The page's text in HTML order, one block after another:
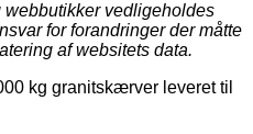
vedligeholdes
for forandringer der måtte
af websitets data.
kg granitskærver leveret til